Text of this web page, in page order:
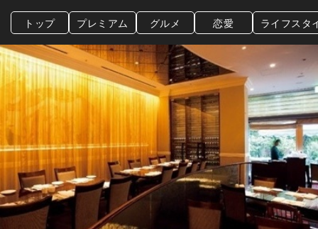
トップ プレミアム グルメ 恋愛 ライフスタ